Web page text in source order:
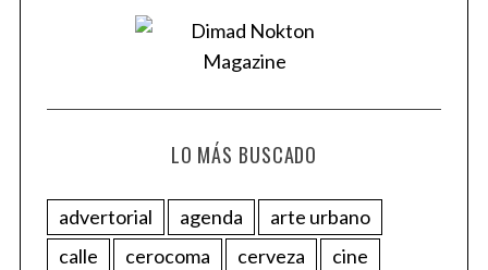
LO MÁS BUSCADO
advertorial agenda
arte urbano
calle
cerocoma cerveza
cine